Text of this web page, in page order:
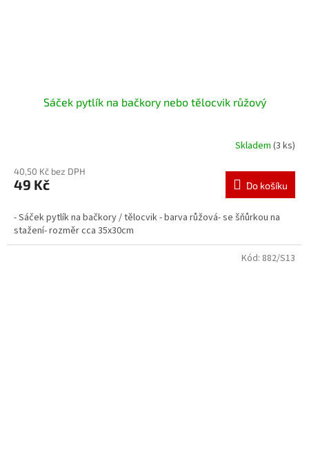
Sáček pytlík na bačkory nebo tělocvik růžový
Skladem (3 ks)
40,50 Kč bez DPH
49 Kč Do košíku
- Sáček pytlík na bačkory / tělocvik - barva růžová- se šňůrkou na
stažení- rozměr cca 35x30cm
Kód: 882/S13